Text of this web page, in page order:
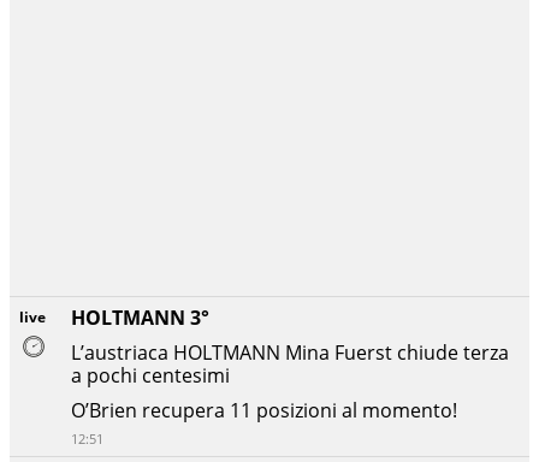
live
HOLTMANN 3°
L’austriaca HOLTMANN Mina Fuerst chiude terza
a pochi centesimi
O’Brien recupera 11 posizioni al momento!
12:51